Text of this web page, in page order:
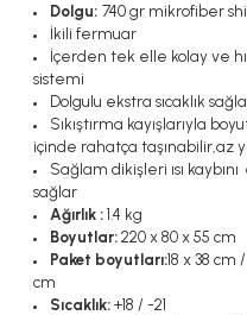
Dolgu: 740 gr mikrofiber
İkili fermuar
İçerden tek elle kolay ve
sistemi
Dolgulu ekstra sıcaklık
Sıkıştırma kayışlarıyla
içinde rahatça taşınabilir,az
Sağlam dikişleri ısı
sağlar
Ağırlık :1.4 kg
Boyutlar:220 x 80 x 55 cm
Paket boyutları:18 x 38 cm /
cm
Sıcaklık:+18 / -21